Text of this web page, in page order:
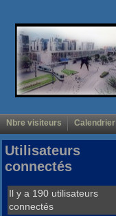
Nbre visiteurs Calendrier
Utilisateurs
connectés
Il y a 190 utilisateurs
connectés